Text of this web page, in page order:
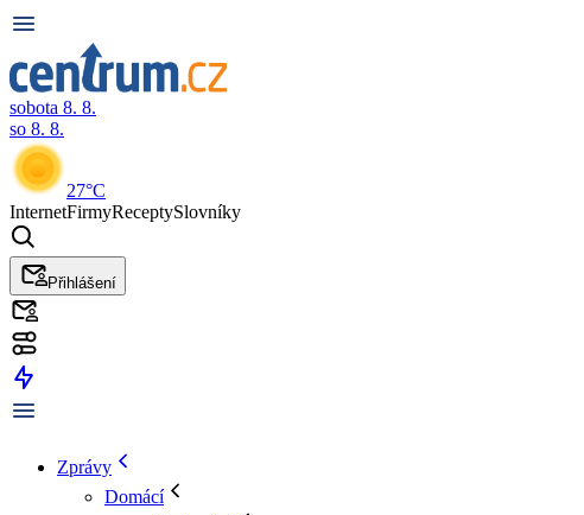
sobota 8. 8.
so 8. 8.
27°C
InternetFirmyReceptySlovníky
Přihlášení
Zprávy
Domácí